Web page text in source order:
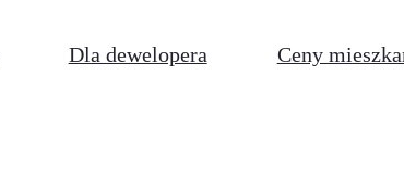
Dla dewelopera Ceny